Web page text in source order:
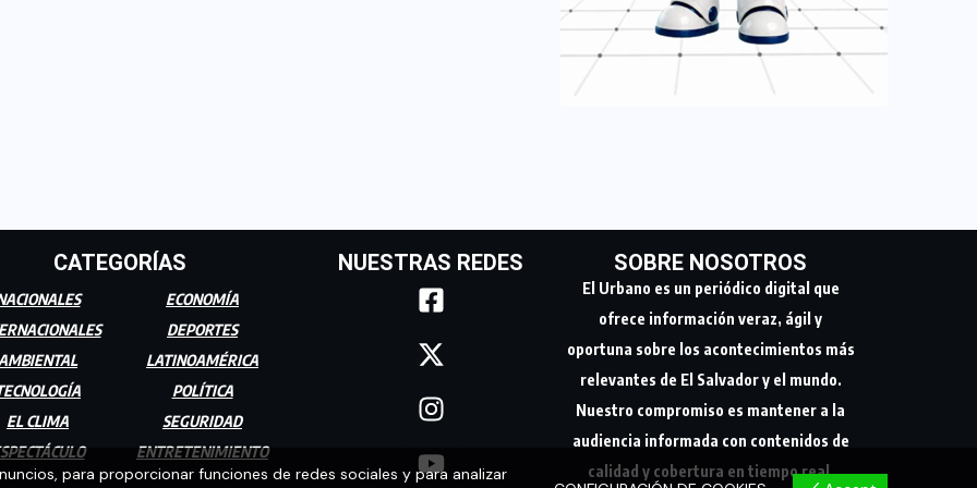
CATEGORÍAS
EL CLIMA
ECONOMÍA
DEPORTES
LATINOAMÉRICA
POLÍTICA
SEGURIDAD
ENTRETENIMIENTO
NUESTRAS REDES SOBRE NOSOTROS
El Urbano es un periódico digital que
ofrece información veraz, ágil y
oportuna sobre los acontecimientos más
relevantes de El Salvador y el mundo.
Nuestro compromiso es mantener a la
audiencia informada con contenidos de
calidad y cobertura en tiempo real.
para proporcionar funciones de redes sociales y para analizar